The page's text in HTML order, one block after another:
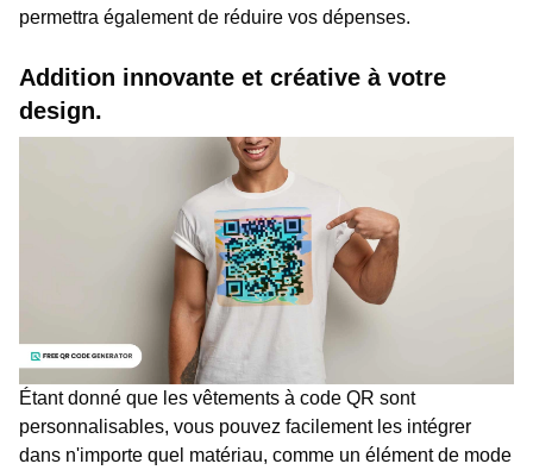
permettra également de réduire vos dépenses.
Addition innovante et créative à votre
design.
Étant donné que les vêtements à code QR sont
personnalisables, vous pouvez facilement les intégrer
dans n'importe quel matériau, comme un élément de mode